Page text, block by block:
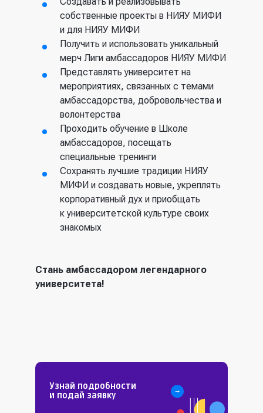
собственные проекты в НИЯУ МИФИ
и для НИЯУ МИФИ
Получить и использовать уникальный
мерч Лиги амбассадоров НИЯУ МИФИ
Представлять университет на
мероприятиях, связанных с темами
амбассадорства, добровольчества и
волонтерства
Проходить обучение в Школе
амбассадоров, посещать
специальные тренинги
Сохранять лучшие традиции НИЯУ
МИФИ и создавать новые, укреплять
корпоративный дух и приобщать
к университетской культуре своих
знакомых
Стань амбассадором легендарного
университета!
Узнай подробности
и подай заявку